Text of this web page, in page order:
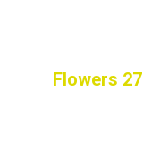
Flowers 27